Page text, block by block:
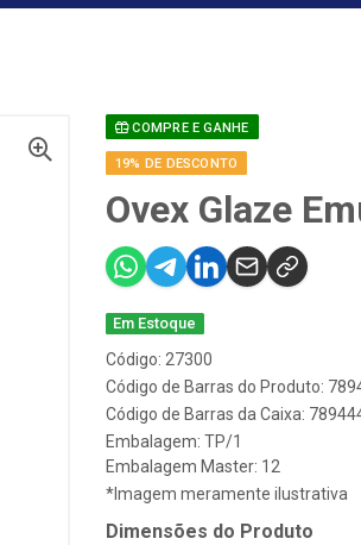
COMPRE E GANHE
19% DE DESCONTO
Ovex Glaze
Em Estoque
Código: 27300
Código de Barras do Produto:
Código de Barras da Caixa:
Embalagem: TP/1
Embalagem Master: 12
*Imagem meramente ilustrativa
Dimensões do Produto